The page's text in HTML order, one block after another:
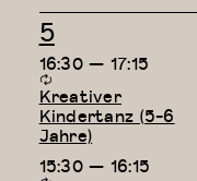
3
5
16:30— 17:15
Kreativer
Kindertanz (5-6
Jahre)
15:30— 16:15